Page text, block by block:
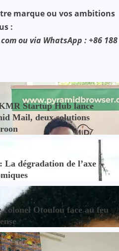
marque ou vos ambitions
:
ou via WhatsApp : +86 188
Startup Hub lance
Mail, deux solutions
dégradation de l’axe
Otoulou face au feu